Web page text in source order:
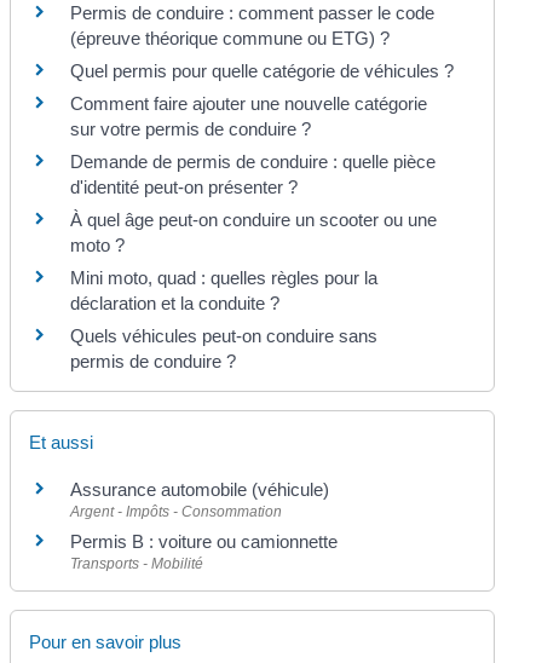
Permis de conduire : comment passer le code
(épreuve théorique commune ou ETG) ?
Quel permis pour quelle catégorie de véhicules ?
Comment faire ajouter une nouvelle catégorie
sur votre permis de conduire ?
Demande de permis de conduire : quelle pièce
d'identité peut-on présenter ?
À quel âge peut-on conduire un scooter ou une
moto ?
Mini moto, quad : quelles règles pour la
déclaration et la conduite ?
Quels véhicules peut-on conduire sans
permis de conduire ?
Et aussi
Assurance automobile (véhicule)
Argent - Impôts - Consommation
Permis B : voiture ou camionnette
Transports - Mobilité
Pour en savoir plus